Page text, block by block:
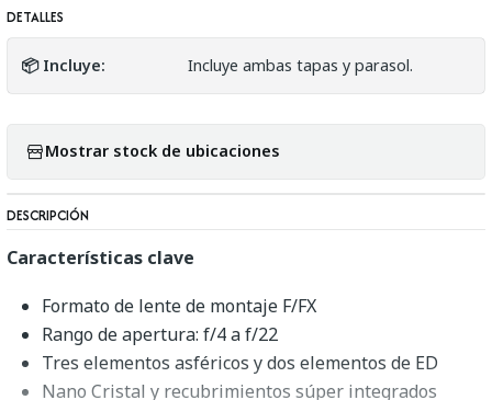
DETALLES
📦 Incluye: Incluye ambas tapas y parasol.
Mostrar stock de ubicaciones
DESCRIPCIÓN
Características clave
Formato de lente de montaje F/FX
Rango de apertura: f/4 a f/22
Tres elementos asféricos y dos elementos de ED
Nano Cristal y recubrimientos súper integrados